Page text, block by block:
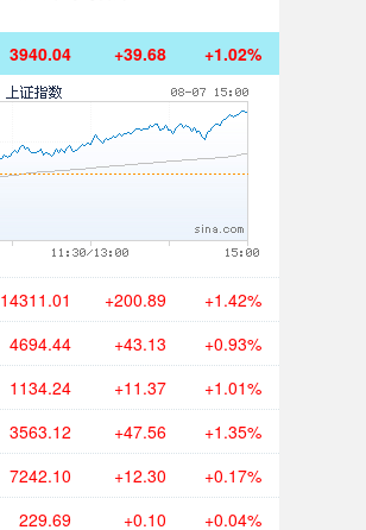
3940.04 +39.68 +1.02%
14311.01 +200.89 +1.42%
4694.44 +43.13 +0.93%
1134.24 +11.37 +1.01%
3563.12 +47.56 +1.35%
7242.10 +12.30 +0.17%
229.69 +0.10 +0.04%